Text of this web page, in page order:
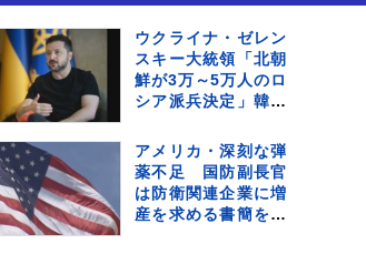
ウクライナ・ゼレン
スキー大統領「北朝
鮮が3万～5万人のロ
シア派兵決定」韓国
アメリカ・深刻な弾
薬不足 国防副長官
は防衛関連企業に増
産を求める書簡を送